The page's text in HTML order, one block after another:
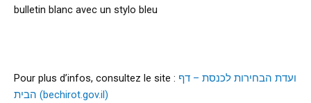
bulletin blanc avec un stylo bleu
Pour plus d’infos, consultez le site : ועדת הבחירות לכנסת – דף
הבית (bechirot.gov.il)